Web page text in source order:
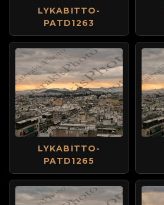
LYKABITTO-
PATD1263
LYKABITTO-
PATD1265